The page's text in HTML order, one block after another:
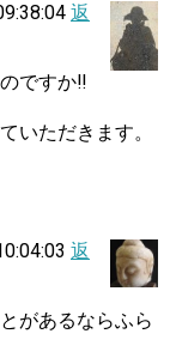
返
ですか‼
いただきます。
返
があるならふら